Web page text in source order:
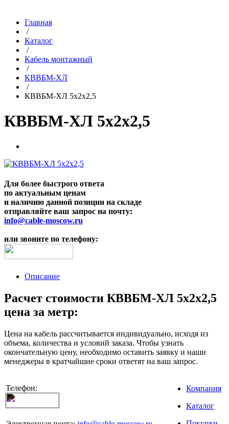
Главная
/
Каталог
/
Кабель монтажный
/
КВВБМ-ХЛ
/
КВВБМ-ХЛ 5х2х2,5
КВВБМ-ХЛ 5х2х2,5
Для более быстрого ответа
по актуальным ценам
и наличию данной позиции на складе
отправляйте ваш запрос на почту:
info@cable-moscow.ru
или звоните по телефону:
Описание
Расчет стоимости КВВБМ-ХЛ 5х2х2,5
цена за метр:
Цена на кабель рассчитывается индивидуально, исходя из
объема, количества и условий заказа. Чтобы узнать
окончательную цену, необходимо оставить заявку и наши
менеджеры в кратчайшие сроки ответят на ваш запрос.
Телефон:
Компания
Каталог